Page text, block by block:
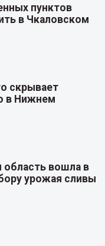
пунктов
в Чкаловском
скрывает
в Нижнем
вошла в
урожая сливы